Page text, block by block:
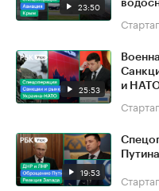
23:50
25:53
и
19:53